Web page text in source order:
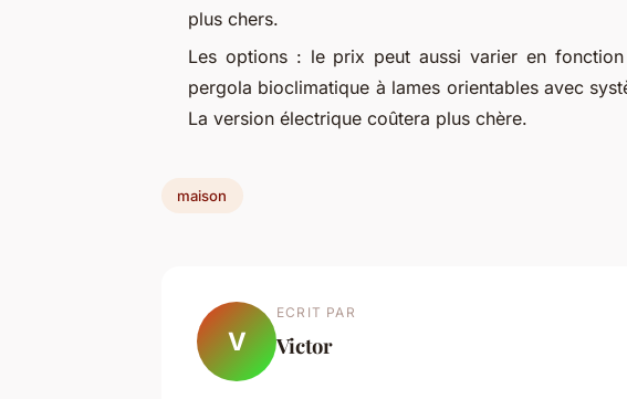
plus chers.
Les options : le prix peut aussi varier en
pergola bioclimatique à lames orientables avec
La version électrique coûtera plus chère.
maison
V
ECRIT PAR
Victor